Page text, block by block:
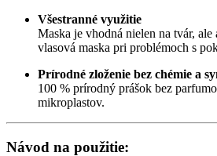
Všestranné využitie
Maska je vhodná nielen na tvár,
vlasová maska pri problémoch s
Prírodné zloženie bez chémie a
100 % prírodný prášok bez
mikroplastov.
Návod na použitie: